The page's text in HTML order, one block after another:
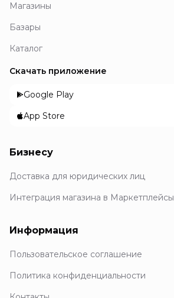
Магазины
Базары
Каталог
Скачать приложение
Google Play
App Store
Бизнесу
Доставка для юридических лиц
Интеграция магазина в Маркетплейсы
Информация
Пользовательское соглашение
Политика конфиденциальности